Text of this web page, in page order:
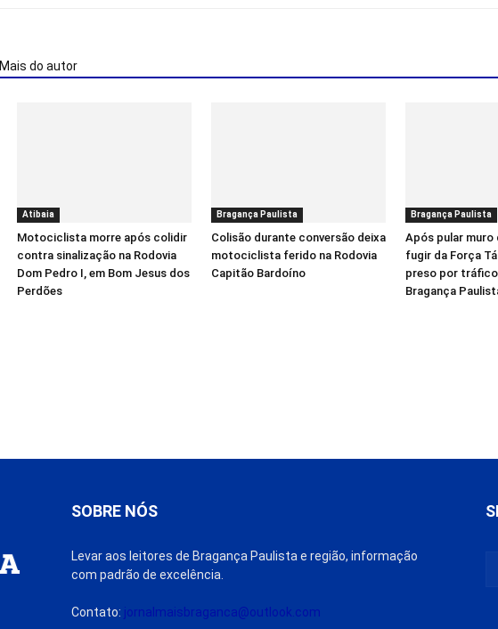
Mais do autor
Atibaia
Motociclista morre após colidir
contra sinalização na Rodovia
Dom Pedro I, em Bom Jesus dos
Perdões
Bragança Paulista
Colisão durante conversão deixa
motociclista ferido na Rodovia
Capitão Bardoíno
Bragança Paulista
Após pular muro
fugir da Força
preso por
Bragança
SOBRE NÓS
Levar aos leitores de Bragança Paulista e região, informação
com padrão de excelência.
Contato: jornalmaisbraganca@outlook.com